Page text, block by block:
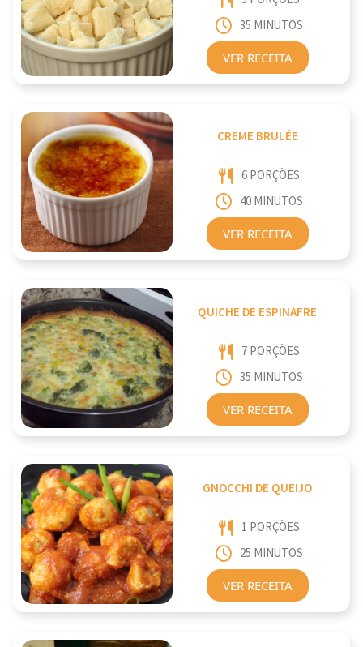
35 MINUTOS
VER RECEITA
CREME BRULÉE
6 PORÇÕES
40 MINUTOS
VER RECEITA
QUICHE DE ESPINAFRE
7 PORÇÕES
35 MINUTOS
VER RECEITA
GNOCCHI DE QUEIJO
1 PORÇÕES
25 MINUTOS
VER RECEITA